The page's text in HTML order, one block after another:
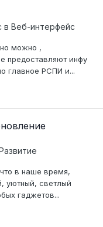
в Веб-интерфейс
можно ,
предоставляют инфу
главное РСПИ и...
в наше время,
уютный, светлый
гаджетов...